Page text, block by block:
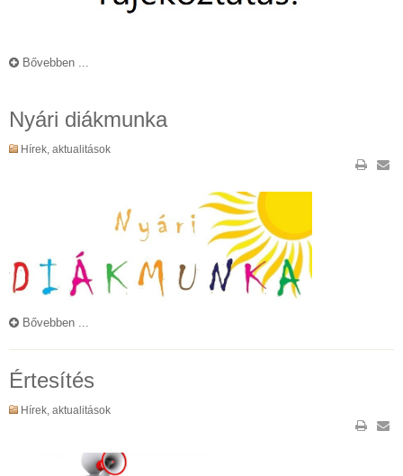
Bővebben ...
Nyári diákmunka
Hírek, aktualitások
Bővebben ...
Értesítés
Hírek, aktualitások